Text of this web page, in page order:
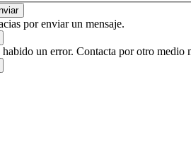
por enviar un mensaje.
habido un error. Contacta por otro medio